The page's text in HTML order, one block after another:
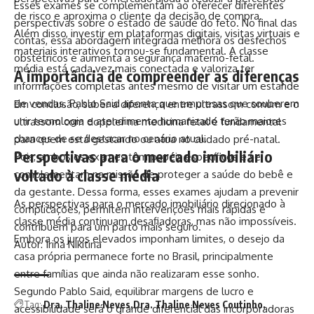
Esses exames se complementam ao oferecer diferentes
perspectivas sobre o estado de saúde do feto. No final das
contas, essa abordagem integrada melhora os desfechos
obstétricos e aumenta a segurança materno-fetal.
A importância de compreender as diferenças
Em conclusão, saber a diferença entre ultrassom comum e o
ultrassom com doppler na medicina fetal é fundamental
para quem está gestando ou atua no cuidado pré-natal.
Pois, ambos os exames têm papéis específicos e se
complementam na missão de proteger a saúde do bebê e
da gestante. Dessa forma, esses exames ajudam a prevenir
complicações, permitem intervenções mais rápidas e
contribuem para um parto mais seguro.
Autor: Irina Nikitina
Tag:Dra. Thaline Neves Dra. Thaline Neves Coutinho
de risco e aproxima o cliente da decisão de compra.
Além disso, investir em plataformas digitais, visitas virtuais e
materiais interativos tornou-se fundamental. A classe
média está cada vez mais conectada e valoriza ter
informações completas antes mesmo de visitar um estande
de vendas. Pablo Said aponta que empresas que souberem
unir tecnologia e atendimento humanizado terão maiores
chances de se destacar no cenário atual.
Perspectivas para o mercado imobiliário
voltado à classe média
As perspectivas para o mercado imobiliário direcionado à
classe média continuam desafiadoras, mas não impossíveis.
Embora os juros elevados imponham limites, o desejo da
casa própria permanece forte no Brasil, principalmente
entre famílias que ainda não realizaram esse sonho.
Segundo Pablo Said, equilibrar margens de lucro e
acessibilidade será o grande diferencial das incorporadoras